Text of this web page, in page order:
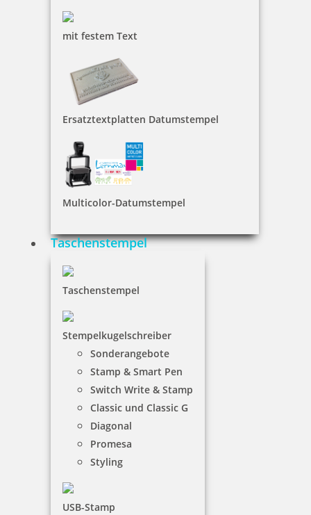
mit festem Text
Ersatztextplatten Datumstempel
Multicolor-Datumstempel
Taschenstempel
Taschenstempel
Stempelkugelschreiber
Sonderangebote
Stamp & Smart Pen
Switch Write & Stamp
Classic und Classic G
Diagonal
Promesa
Styling
USB-Stamp
Jetzt gestalten
Colop Mini Dater S160 zweifarbiger Datumstempel mit Text
25,55 €
Jetzt gestalten